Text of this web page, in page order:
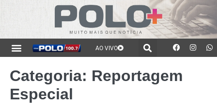
AO VIVO
Categoria: Reportagem
Especial